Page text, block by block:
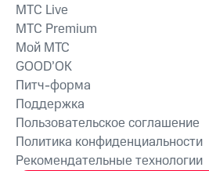
MTС Live
MTС Premium
Мой МТС
GOOD’OK
Питч-форма
Поддержка
Пользовательское соглашение
Политика конфиденциальности
Рекомендательные технологии